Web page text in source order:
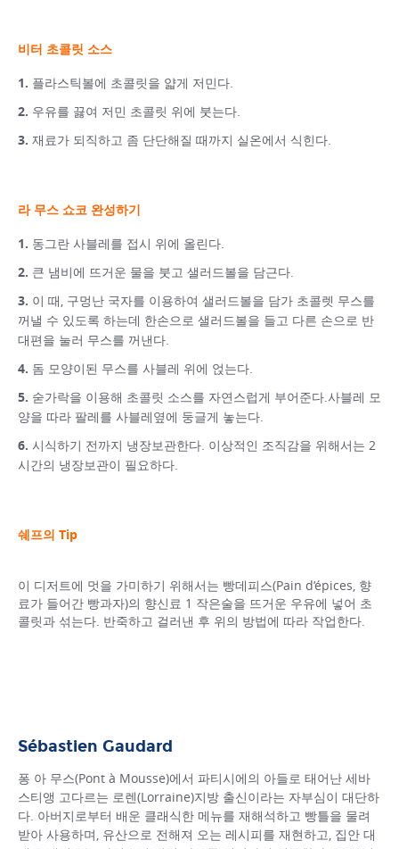
비터 초콜릿 소스
플라스틱볼에 초콜릿을 얇게 저민다.
우유를 끓여 저민 초콜릿 위에 붓는다.
재료가 되직하고 좀 단단해질 때까지 실온에서 식힌다.
라 무스 쇼코 완성하기
동그란 사블레를 접시 위에 올린다.
큰 냄비에 뜨거운 물을 붓고 샐러드볼을 담근다.
이 때, 구멍난 국자를 이용하여 샐러드볼을 담가 초콜렛 무스를
꺼낼 수 있도록 하는데 한손으로 샐러드볼을 들고 다른 손으로 반
대편을 눌러 무스를 꺼낸다.
돔 모양이된 무스를 사블레 위에 얹는다.
숟가락을 이용해 초콜릿 소스를 자연스럽게 부어준다.사블레 모
양을 따라 팔레를 사블레옆에 둥글게 놓는다.
시식하기 전까지 냉장보관한다. 이상적인 조직감을 위해서는 2
시간의 냉장보관이 필요하다.
쉐프의 Tip
이 디저트에 멋을 가미하기 위해서는 빵데피스(Pain d’épices, 향
료가 들어간 빵과자)의 향신료 1 작은술을 뜨거운 우유에 넣어 초
콜릿과 섞는다. 반죽하고 걸러낸 후 위의 방법에 따라 작업한다.
Sébastien Gaudard
퐁 아 무스(Pont à Mousse)에서 파티시에의 아들로 태어난 세바
스티앵 고다르는 로렌(Lorraine)지방 출신이라는 자부심이 대단하
다. 아버지로부터 배운 클래식한 메뉴를 재해석하고 빵틀을 물려
받아 사용하며, 유산으로 전해져 오는 레시피를 재현하고, 집안 대